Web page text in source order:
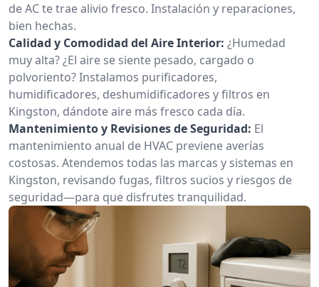
de AC te trae alivio fresco. Instalación y reparaciones,
bien hechas.
Calidad y Comodidad del Aire Interior: ¿Humedad
muy alta? ¿El aire se siente pesado, cargado o
polvoriento? Instalamos purificadores,
humidificadores, deshumidificadores y filtros en
Kingston, dándote aire más fresco cada día.
Mantenimiento y Revisiones de Seguridad: El
mantenimiento anual de HVAC previene averías
costosas. Atendemos todas las marcas y sistemas en
Kingston, revisando fugas, filtros sucios y riesgos de
seguridad—para que disfrutes tranquilidad.